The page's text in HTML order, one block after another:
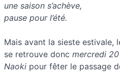
une saison s’achève,
pause pour l’été.
Mais avant la sieste estivale,
se retrouve donc mercredi
Naoki pour fêter le passage